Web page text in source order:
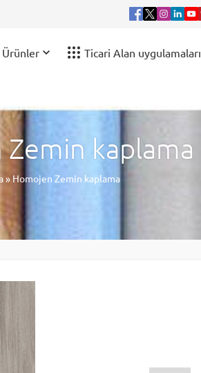
Ürünler Ticari Alan uygulamaları
kaplama
» Homojen Zemin kaplama